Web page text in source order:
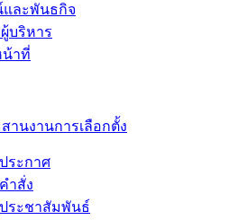
ละพันธกิจ
บริหาร
น้าที่
านงานการเลือกตั้ง
ประกาศ
คำสั่ง
ประชาสัมพันธ์